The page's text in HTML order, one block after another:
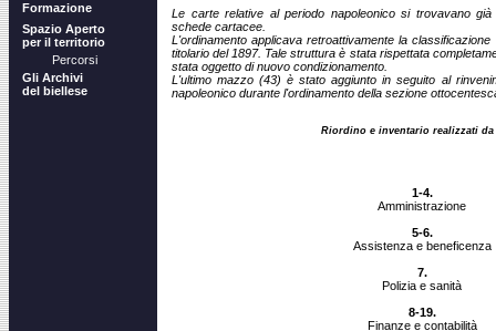
Formazione
Spazio Aperto
per il territorio
Percorsi
Gli Archivi
del biellese
Le carte relative al periodo napoleonico si trovavano
schede cartacee.
L'ordinamento applicava retroattivamente la
titolario del 1897. Tale struttura è stata rispettata
stata oggetto di nuovo condizionamento.
L'ultimo mazzo (43) è stato aggiunto in seguito al
napoleonico durante l'ordinamento della sezione
Riordino e inventario realizzati da
1-4.
Amministrazione
5-6.
Assistenza e beneficenza
7.
Polizia e sanità
8-19.
Finanze e contabilità